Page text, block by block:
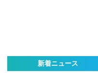
新着ニュース